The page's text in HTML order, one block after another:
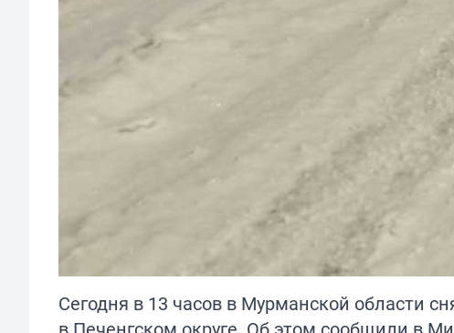
Сегодня в 13 часов в Мурманской области